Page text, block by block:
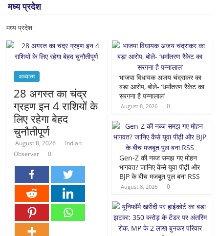
मध्य प्रदेश
मध्य प्रदेश
अध्यात्म
28 अगस्त का चंद्र
ग्रहण इन 4 राशियों के
लिए रहेगा बेहद
चुनौतीपूर्ण
August 8, 2026
Indian
Observer
0
भाजपा विधायक अजय चंद्राकर का
बड़ा आरोप, बोले- ‘धर्मांतरण रैकेट का
सरगना है पन्नालाल’
August 8, 2026 0
Gen-Z की नब्ज समझ गए मोहन
भागवत? जानिए कैसे युवा पीढ़ी और
BJP के बीच मजबूत पुल बना RSS
August 8, 2026 0